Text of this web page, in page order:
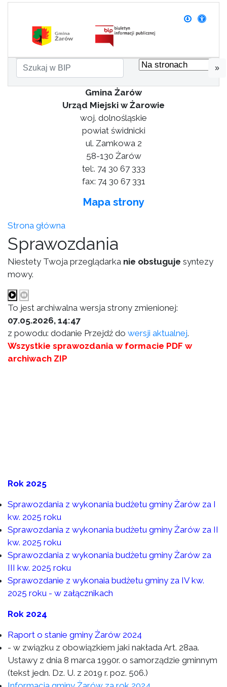
»
Gmina Żarów
Urząd Miejski w Żarowie
woj. dolnośląskie
powiat świdnicki
ul. Zamkowa 2
58-130 Żarów
tel:. 74 30 67 333
fax: 74 30 67 331
Mapa strony
Strona główna
Sprawozdania
Niestety Twoja przeglądarka nie obsługuje syntezy
mowy.
To jest archiwalna wersja strony zmienionej:
07.05.2026, 14:47
z powodu: dodanie Przejdź do wersji aktualnej.
Wszystkie sprawozdania w formacie PDF w
archiwach ZIP
Rok 2025
Sprawozdania z wykonania budżetu gminy Żarów za I
kw. 2025 roku
Sprawozdania z wykonania budżetu gminy Żarów za II
kw. 2025 roku
Sprawozdania z wykonania budżetu gminy Żarów za
III kw. 2025 roku
Sprawozdanie z wykonaia budżetu gminy za IV kw.
2025 roku - w załącznikach
Rok 2024
Raport o stanie gminy Żarów 2024
- w związku z obowiązkiem jaki nakłada Art. 28aa.
Ustawy z dnia 8 marca 1990r. o samorządzie gminnym
(tekst jedn. Dz. U. z 2019 r. poz. 506.)